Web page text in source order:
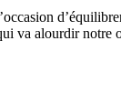
va alourdir notre